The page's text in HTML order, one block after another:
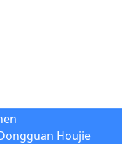
Houjie